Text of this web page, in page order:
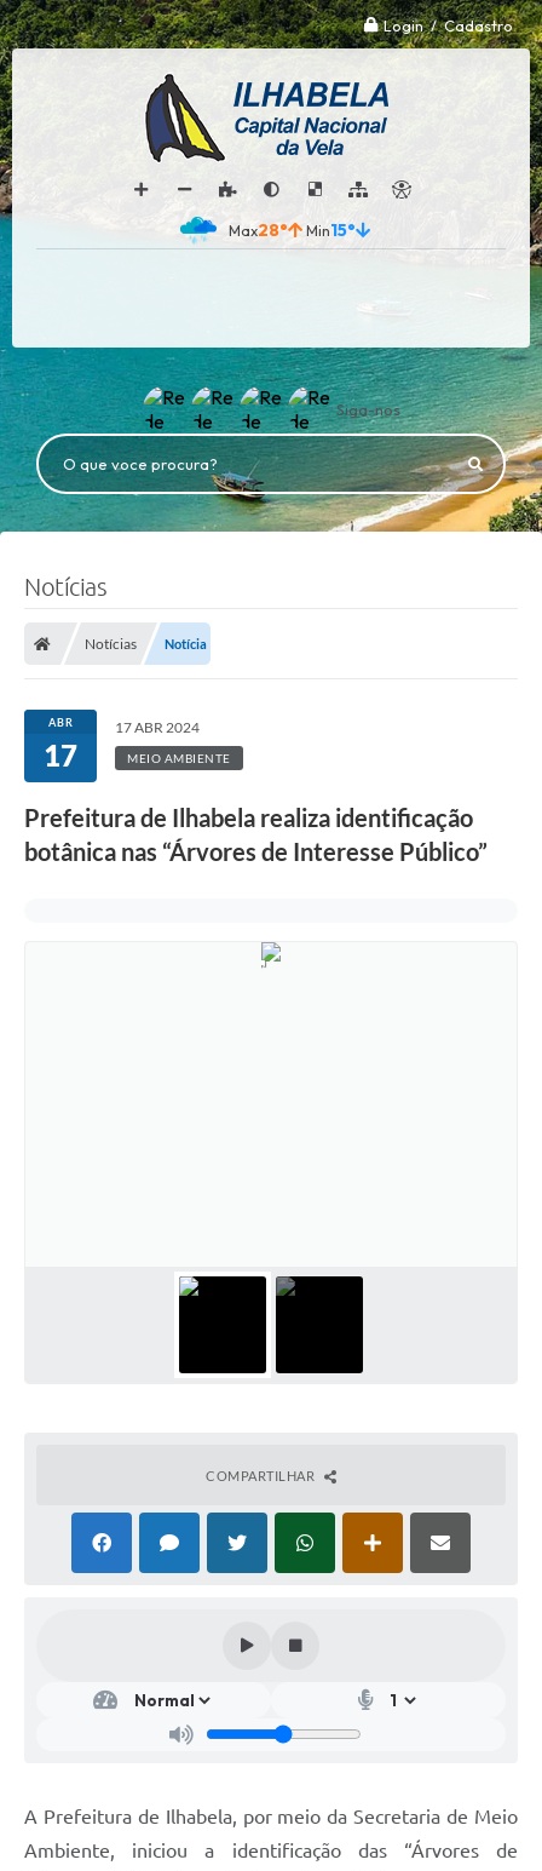
Login / Cadastro
28° 15°
Siga-nos
O que voce procura?
Notícias
Notícias Notícia
ABR
17
17 ABR 2024
MEIO AMBIENTE
Prefeitura de Ilhabela realiza identificação
botânica nas “Árvores de Interesse Público”
COMPARTILHAR
A Prefeitura de Ilhabela, por meio da Secretaria de Meio
Ambiente, iniciou a identificação das “Árvores de